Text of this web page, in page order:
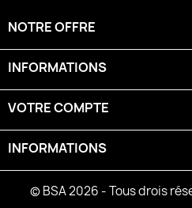
NOTRE OFFRE
INFORMATIONS
VOTRE COMPTE
INFORMATIONS
© BSA 2026 - Tous drois